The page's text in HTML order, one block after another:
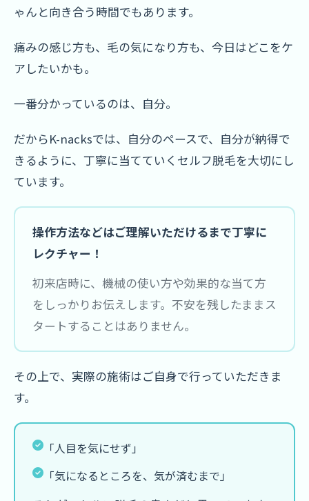
ゃんと向き合う時間でもあります。
痛みの感じ方も、毛の気になり方も、今日はどこをケ
アしたいかも。
一番分かっているのは、自分。
だからK-nacksでは、自分のペースで、自分が納得で
きるように、丁寧に当てていくセルフ脱毛を大切にし
ています。
操作方法などはご理解いただけるまで丁寧に
レクチャー！
初来店時に、機械の使い方や効果的な当て方
をしっかりお伝えします。不安を残したままス
タートすることはありません。
その上で、実際の施術はご自身で行っていただきま
す。
「人目を気にせず」
「気になるところを、気が済むまで」